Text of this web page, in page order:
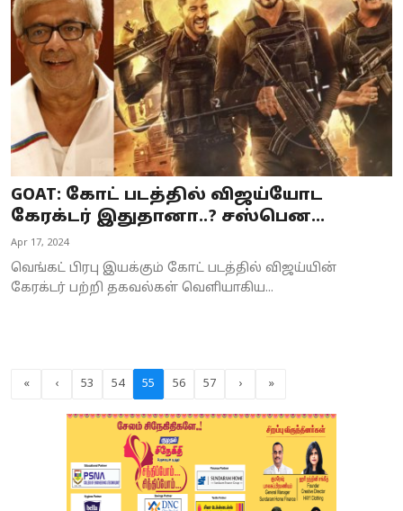
GOAT: கோட் படத்தில் விஜய்யோட
கேரக்டர் இதுதானா..? சஸ்பென...
Apr 17, 2024
வெங்கட் பிரபு இயக்கும் கோட் படத்தில் விஜய்யின்
கேரக்டர் பற்றி தகவல்கள் வெளியாகிய...
« ‹ 53 54 55 56 57 › »